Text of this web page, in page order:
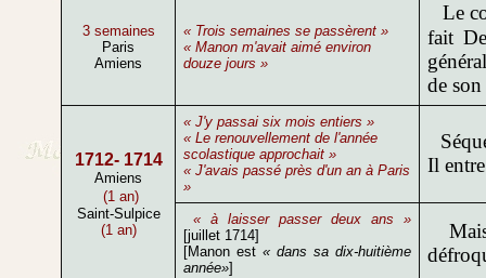
3 semaines
Paris
Amiens
« Trois semaines se passèrent »
« Manon m'avait aimé environ
douze jours »
Le
fait
de
1712- 1714
Amiens
(1 an)
Saint-Sulpice
(1 an)
« J'y passai six mois entiers »
« Le renouvellement de l'année
scolastique approchait »
« J'avais passé près d'un an à Paris
»
Il
« à laisser passer deux ans »
[juillet 1714]
[Manon est « dans sa dix-huitième
année»]